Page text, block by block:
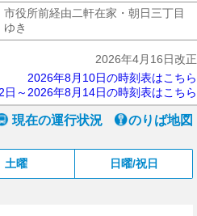
市役所前経由二軒在家・朝日三丁目
ゆき
2026年4月16日改正
2026年8月10日の時刻表はこちら
日～2026年8月14日の時刻表はこちら
現在の運行状況 のりば地図
土曜 日曜/祝日